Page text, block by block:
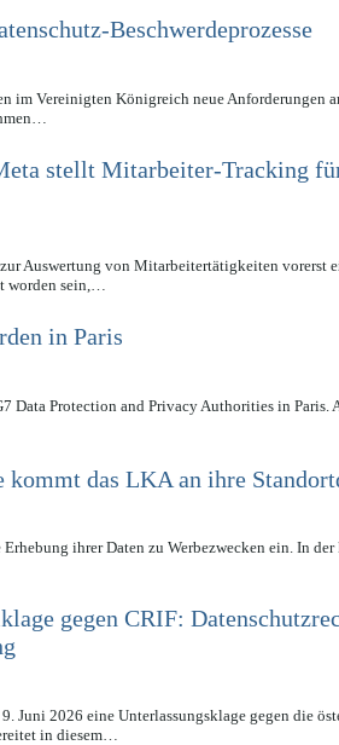
Beschwerdeprozesse
im Vereinigten Königreich neue Anforderungen
stellt Mitarbeiter-Tracking
Auswertung von Mitarbeitertätigkeiten vorerst
worden sein,…
in Paris
Data Protection and Privacy Authorities in Paris.
das LKA an ihre
ihrer Daten zu Werbezwecken ein. In
gegen CRIF:
Juni 2026 eine Unterlassungsklage gegen die
in diesem…